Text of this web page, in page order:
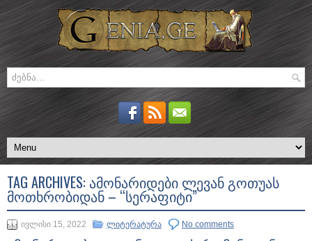
TAG ARCHIVES: ᲐᲛᲝᲜᲐᲠᲘᲓᲔᲑᲘ ᲚᲔᲕᲐᲜ ᲒᲝᲗᲣᲐᲡ
ᲛᲝᲗᲮᲠᲝᲑᲘᲓᲐᲜ – “ᲡᲔᲠᲐᲤᲘᲢᲘ”
ივლისი 15, 2022 ლიტერატურა No comments